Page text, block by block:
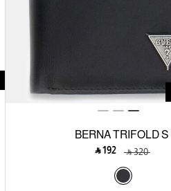
BERNA TRIFOLD S
‎ ⃁ ⁦320⁩ ‎
‎ ⃁ ⁦192⁩ ‎